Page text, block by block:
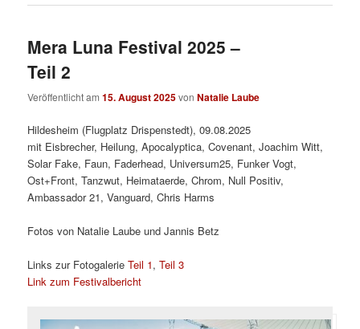
Mera Luna Festival 2025 –
Teil 2
Veröffentlicht am15. August 2025vonNatalie Laube
Hildesheim (Flugplatz Drispenstedt), 09.08.2025
mit Eisbrecher, Heilung, Apocalyptica, Covenant, Joachim Witt,
Solar Fake, Faun, Faderhead, Universum25, Funker Vogt,
Ost+Front, Tanzwut, Heimataerde, Chrom, Null Positiv,
Ambassador 21, Vanguard, Chris Harms
Fotos von Natalie Laube und Jannis Betz
Links zur FotogalerieTeil 1,Teil 3
Link zum Festivalbericht